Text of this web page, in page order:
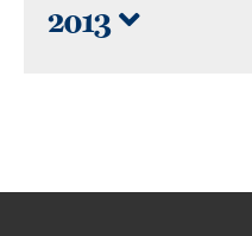
2013